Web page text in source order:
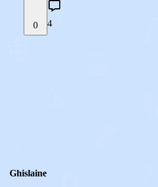
0 4
Ghislaine